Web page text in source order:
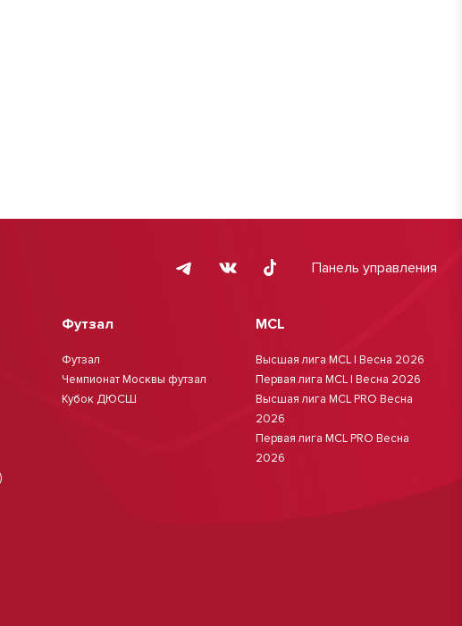
Панель управления
Футзал
Футзал
Чемпионат Москвы футзал
Кубок ДЮСШ
MCL
Высшая лига MCL | Весна 2026
Первая лига MCL | Весна 2026
Высшая лига MCL PRO Весна
2026
Первая лига MCL PRO Весна
2026